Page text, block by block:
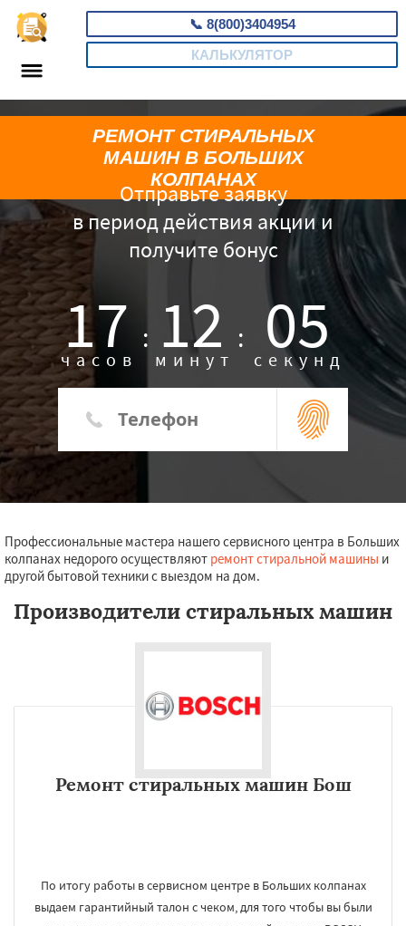
📞 8(800)3404954
КАЛЬКУЛЯТОР
Отправьте заявку
в период действия акции и
получите бонус
17 :
часов 12 :
минут 04
секунд
РЕМОНТ СТИРАЛЬНЫХ
МАШИН В БОЛЬШИХ
КОЛПАНАХ
Профессиональные мастера нашего сервисного центра в Больших
колпанах недорого осуществляют ремонт стиральной машины и
другой бытовой техники с выездом на дом.
Производители стиральных машин
Ремонт стиральных машин Бош
По итогу работы в сервисном центре в Больших колпанах
выдаем гарантийный талон с чеком, для того чтобы вы были